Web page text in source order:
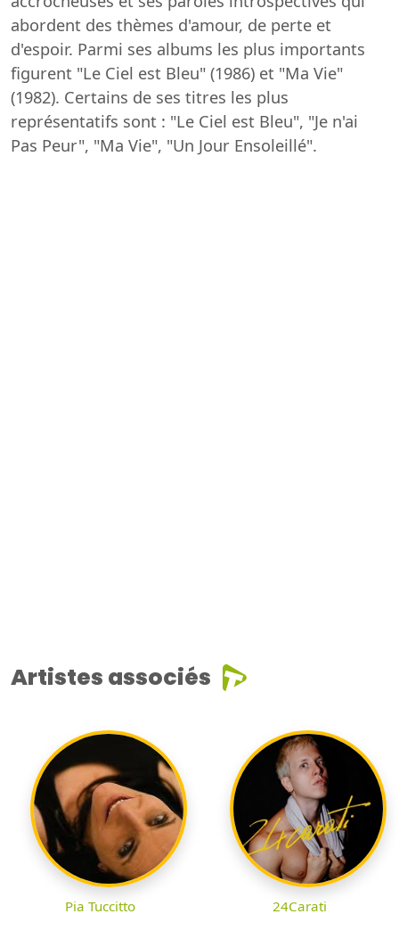
abordent des thèmes d'amour, de perte et
d'espoir. Parmi ses albums les plus importants
figurent "Le Ciel est Bleu" (1986) et "Ma Vie"
(1982). Certains de ses titres les plus
représentatifs sont : "Le Ciel est Bleu", "Je n'ai
Pas Peur", "Ma Vie", "Un Jour Ensoleillé".
Artistes associés
Pia Tuccitto 24Carati